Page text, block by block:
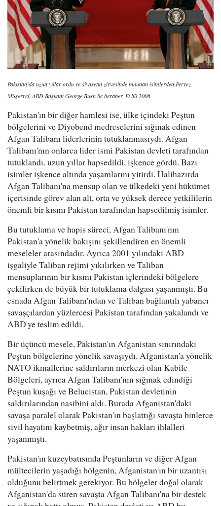
Pakistan'da uzun yıllar ordu ve siyasetin zirvesinde bulunan isimlerden Pervez
Müşerref, ABD Başkanı George Bush ile beraber. Eylül 2006
Pakistan'ın bir diğer hamlesi ise, ülke içindeki Peştun
bölgelerini ve Diyobend medreselerini sığınak edinen
Afgan Talibanı liderlerinin tutuklanmasıydı. Afgan
Talibanı'nın onlarca lider ismi Pakistan devleti tarafından
tutuklandı. uzun yıllar hapsedildi, işkence gördü. Bazı
isimler işkence altında yaşamlarını yitirdi. Halihazırda
Afgan Talibanı'na mensup olan ve ülkedeki yeni hükümet
içerisinde görev alan alt, orta ve yüksek derece yetkililerin
önemli bir kısmı Pakistan tarafından hapsedilmiş isimler.
Bu tutuklama ve hapis süreci, Afgan Talibanı'nın
Pakistan'a yönelik bakışını şekillendiren en önemli
meseleler arasındadır. Ayrıca 2001 yılındaki ABD
işgaliyle Taliban rejimi yıkılırken ve Taliban
mensuplarının bir kısmı Pakistan içlerindeki bölgelere
çekilirken de büyük bir tutuklama dalgası yaşanmıştı. Bu
esnada Afgan Talibanı'ndan ve Taliban bağlantılı yabancı
savaşçılardan yüzlercesi Pakistan tarafından yakalandı ve
ABD'ye teslim edildi.
Bir üçüncü mesele, Pakistan'ın Afganistan sınırındaki
Peştun bölgelerine yönelik savaşıydı. Afganistan'a yönelik
NATO ikmallerine saldırıların merkezi olan Kabile
Bölgeleri, ayrıca Afgan Talibanı'nın sığınak edindiği
Peştun kuşağı ve Belucistan, Pakistan devletinin
saldırılarından nasibini aldı. Burada Afganistan'daki
savaşa paralel olarak Pakistan'ın başlattığı savaşta binlerce
sivil hayatını kaybetmiş, ağır insan hakları ihlalleri
yaşanmıştı.
Pakistan'ın kuzeybatısında Peştunların ve diğer Afgan
mültecilerin yaşadığı bölgenin, Afganistan'ın bir uzantısı
olduğunu belirtmek gerekiyor. Bu bölgeler doğal olarak
Afganistan'da süren savaşta Afgan Talibanı'na bir destek